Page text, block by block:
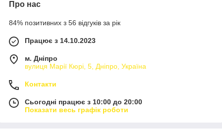
Про нас
84% позитивних з 56 відгуків за рік
Працює з 14.10.2023
м. Дніпро
вулиця Марії Кюрі, 5, Дніпро, Україна
Контакти
Сьогодні працює з 10:00 до 20:00
Показати весь графік роботи